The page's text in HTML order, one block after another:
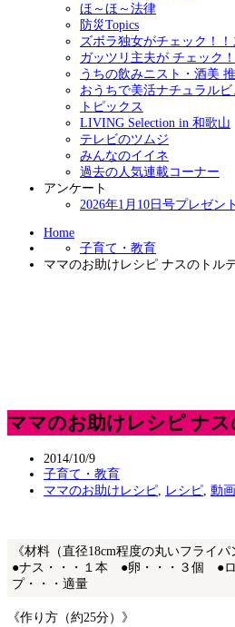
ほ～ほ～法律
防災Topics
ズボラ独女がチェック！
ガッツリ主夫が チェック
うちの飲みニスト・酒美
おうちで美活ナチュラル
トピックス
LIVING Selection in 和歌山
テレビのツムジ
みんなのイイネ
過去の人気連載コーナー
アンケート
2026年1月10日号プレゼン
Home
子育て・教育
ママのお助けレシピ ナスのトル
ママのお助けレシピ ナ
2014/10/9
子育て・教育
ママのお助けレシピ
レシピ 動画
《材料（直径18cm程度の丸いフライパ
●ナス・・・１本 ●卵・・・３個 ●
プ・・・適量
《作り方（約25分）》